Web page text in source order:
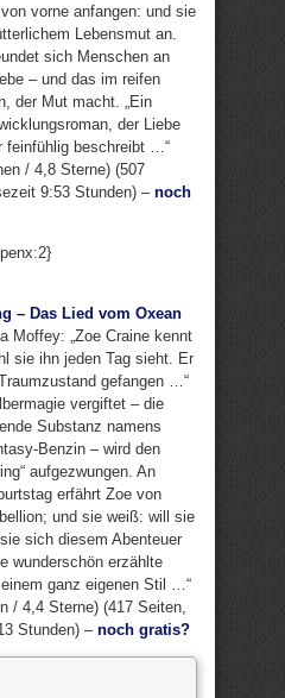
vorne anfangen: und sie
Lebensmut an.
sich Menschen an
– und das im reifen
der Mut macht. „Ein
der Liebe
feinfühlig beschreibt …“
/ 4,8 Sterne) (507
9:53 Stunden) – noch
– Das Lied vom Oxean
Moffey: „Zoe Craine kennt
sie ihn jeden Tag sieht. Er
gefangen …“
vergiftet – die
Substanz namens
Benzin – wird den
aufgezwungen. An
erfährt Zoe von
und sie weiß: will sie
sich diesem Abenteuer
wunderschön erzählte
ganz eigenen Stil …“
/ 4,4 Sterne) (417 Seiten,
Stunden) – noch gratis?